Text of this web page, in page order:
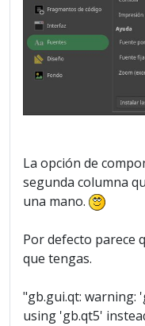
La opción de
segunda columna
una mano.
Por defecto parece
que tengas.
"gb.gui.qt: warning:
using 'gb.qt5'